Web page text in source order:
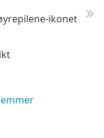
ikonet